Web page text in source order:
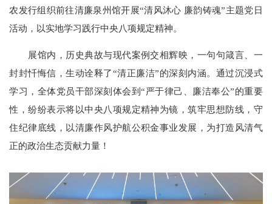
农发行组织前往清廉泉州馆开展“清风沐心 廉韵铸魂”主题党日
活动，以实地学习践行中央八项规定精神。
展馆内，历史典故与现代案例交相辉映，一句句箴言、一
封封忏悔信，生动诠释了“清正廉洁”的深刻内涵。通过沉浸式
学习，全体党员干部深刻体会到“严于律己、廉洁奉公”的重要
性，纷纷表示将以中央八项规定精神为镜，筑牢思想防线，守
住纪律底线，以清廉作风护航公积金事业发展，为打造风清气
正的政治生态贡献力量！